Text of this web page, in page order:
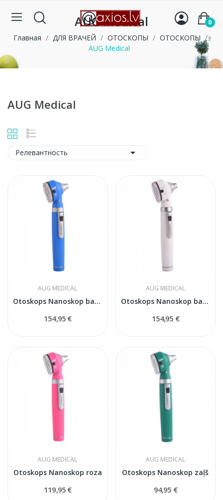
0
AUG Medical
Главная ДЛЯ ВРАЧЕЙ ОТОСКОПЫ
ОТОСКОПЫ
AUG Medical
AUG Medical
Релевантность 
AUG MEDICAL
Otoskops Nanoskop balts
154,95 €
AUG MEDICAL
Otoskops Nanoskop balts
154,95 €
AUG MEDICAL
Otoskops Nanoskop roza
119,95 €
AUG MEDICAL
Otoskops Nanoskop zaļš
94,95 €